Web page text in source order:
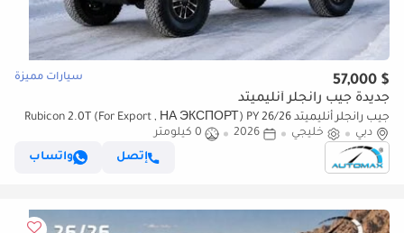
$ 57,000 سيارات مميزة
جديدة جيب رانجلر أنليميتد
جيب رانجلر أنليميتد Rubicon 2.0T (For Export , НА ЭКСПОРТ) PY 26/26
XTREME 4x4 GCC Без пробега
دبي خليجي 2026
0 كيلومتر
إتصل
واتساب